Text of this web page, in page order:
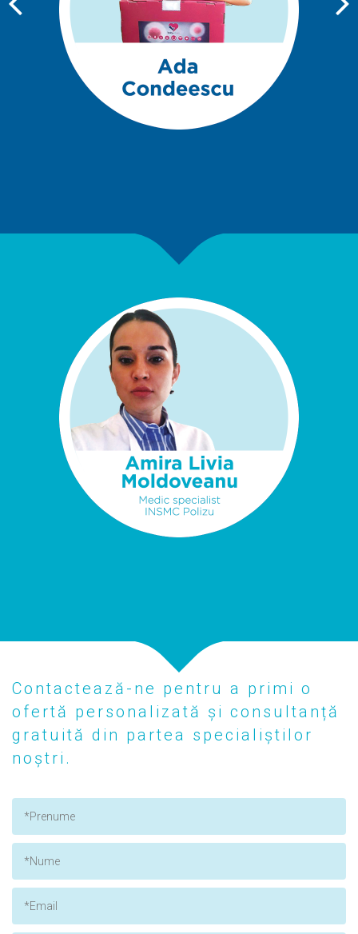
Contactează-ne pentru a primi o
ofertă personalizată și consultanță
gratuită din partea specialiștilor
noștri.